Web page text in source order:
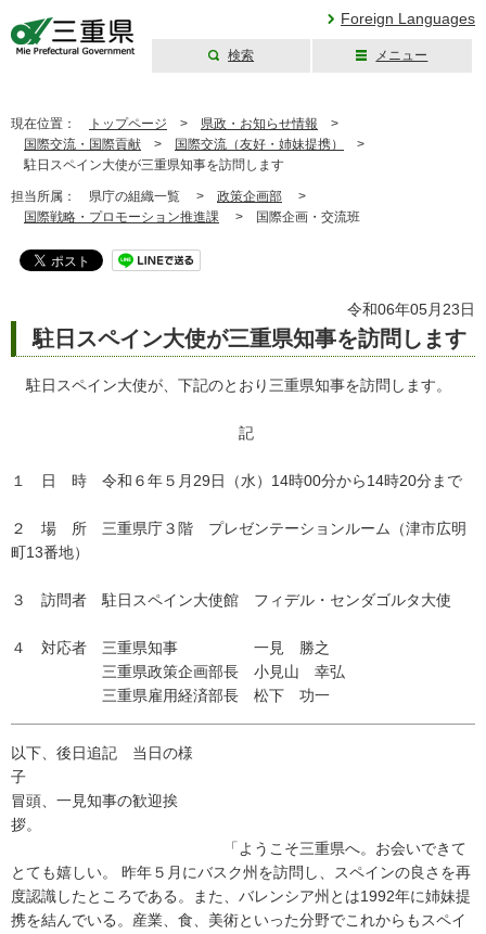
Foreign Languages
検索 メニュー
現在位置： トップページ > 県政・お知らせ情報 >
国際交流・国際貢献 > 国際交流（友好・姉妹提携）
>
駐日スペイン大使が三重県知事を訪問します
担当所属： 県庁の組織一覧 > 政策企画部 >
国際戦略・プロモーション推進課 > 国際企画・交流班
令和06年05月23日
駐日スペイン大使が三重県知事を訪問します
駐日スペイン大使が、下記のとおり三重県知事を訪問します。
記
１ 日 時 令和６年５月29日（水）14時00分から14時20分まで
２ 場 所 三重県庁３階 プレゼンテーションルーム（津市広明
町13番地）
３ 訪問者 駐日スペイン大使館 フィデル・センダゴルタ大使
４ 対応者 三重県知事 一見 勝之
三重県政策企画部長 小見山 幸弘
三重県雇用経済部長 松下 功一
以下、後日追記 当日の様
冒頭、一見知事の歓迎挨
拶。
「ようこそ三重県へ。お会いできて
とても嬉しい。 昨年５月にバスク州を訪問し、スペインの良さを再
度認識したところである。また、バレンシア州とは1992年に姉妹提
携を結んでいる。産業、食、美術といった分野でこれからもスペイ